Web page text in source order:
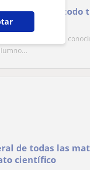
repaso de todo
y la ESO
de transmitir los
de todas las
científico